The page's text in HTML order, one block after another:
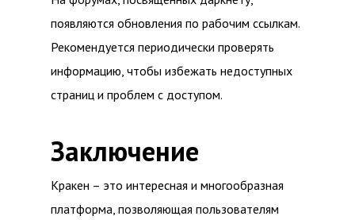
появляются обновления по рабочим ссылкам.
Рекомендуется периодически проверять
информацию, чтобы избежать недоступных
страниц и проблем с доступом.
Заключение
Кракен – это интересная и многообразная
платформа, позволяющая пользователям